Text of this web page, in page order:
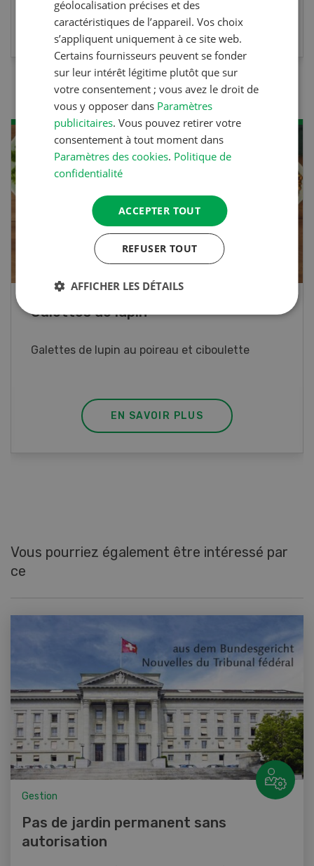
EN SAVOIR PLUS
Rouleaux de printemps
Rouleaux de printemps aux poulet
EN SAVOIR PLUS
Vous pourriez également être intéressé par
ce
Gestion
Pas de jardin permanent sans
autorisation
géolocalisation précises et des
caractéristiques de l’appareil. Vos choix
s’appliquent uniquement à ce site web.
Certains fournisseurs peuvent se fonder
sur leur intérêt légitime plutôt que sur
votre consentement ; vous avez le droit de
vous y opposer dans Paramètres
publicitaires. Vous pouvez retirer votre
consentement à tout moment dans
Paramètres des cookies. Politique de
confidentialité
ACCEPTER TOUT
REFUSER TOUT
AFFICHER LES DÉTAILS